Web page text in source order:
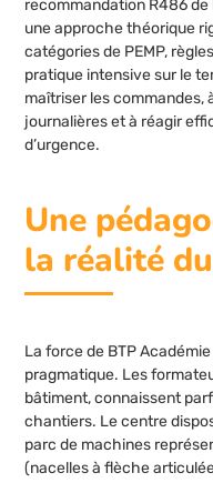
recommandation R486
une approche théorique
catégories de PEMP,
pratique intensive sur le
maîtriser les commandes,
journalières et à réagir
d’urgence.
Une
la réalité
La force de BTP
pragmatique. Les
bâtiment, connaissent
chantiers. Le centre
parc de machines
(nacelles à flèche